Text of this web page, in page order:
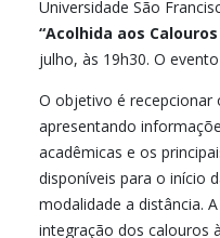
“Acolhida aos
julho, às 19h30. O
O objetivo é recepcionar
apresentando
acadêmicas e os
disponíveis para o início
modalidade a distância.
integração dos calouros